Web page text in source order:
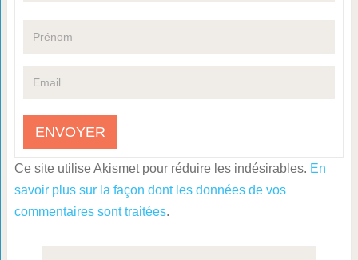
Ce site utilise Akismet pour réduire les indésirables. En
savoir plus sur la façon dont les données de vos
commentaires sont traitées.